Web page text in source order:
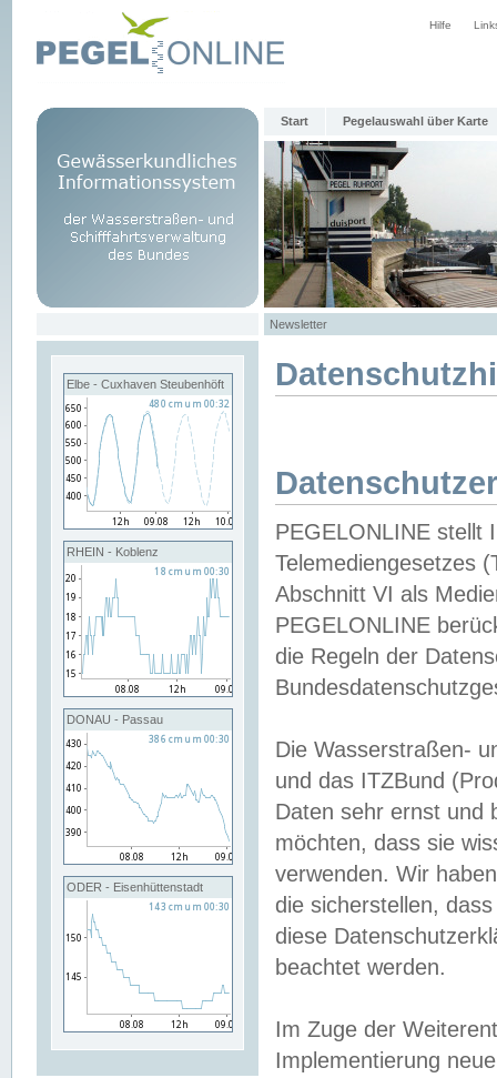
Hilfe
Start Pegelauswahl über Karte
Newsletter
Elbe - Cuxhaven Steubenhöft
RHEIN - Koblenz
DONAU - Passau
ODER - Eisenhüttenstadt
PEGELONLINE stellt
Telemediengesetzes
Abschnitt VI als
PEGELONLINE
die Regeln der
Die Wasserstraßen-
und das ITZBund
Daten sehr ernst und
möchten, dass sie
verwenden. Wir
die sicherstellen,
diese
beachtet werden.
Im Zuge der
Implementierung